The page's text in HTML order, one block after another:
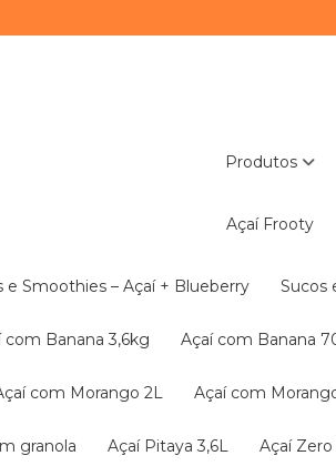
Produtos
Açaí Frooty
e Smoothies – Açaí + Blueberry
com Banana 3,6kg Açaí com Banana
Açaí com Morango 2L Açaí com
granola Açaí Pitaya 3,6L Açaí